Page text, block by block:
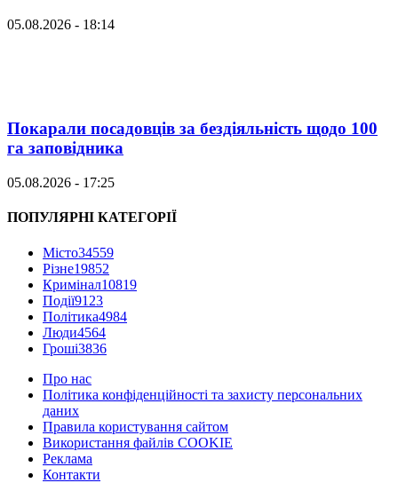
05.08.2026 - 18:14
Покарали посадовців за бездіяльність щодо 100
га заповідника
05.08.2026 - 17:25
ПОПУЛЯРНІ КАТЕГОРІЇ
Місто34559
Різне19852
Кримінал10819
Події9123
Політика4984
Люди4564
Гроші3836
Про нас
Політика конфіденційності та захисту персональних
даних
Правила користування сайтом
Використання файлів COOKIE
Реклама
Контакти